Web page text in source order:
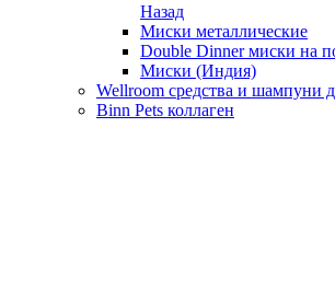
Назад
Миски металлические
Double Dinner миски на
Миски (Индия)
Wellroom средства и шампуни
Binn Pets коллаген